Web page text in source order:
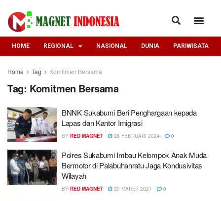
HOME REGIONAL NASIONAL DUNIA PARIWISATA
Home Tag Komitmen Bersama
Tag: Komitmen Bersama
BNNK Sukabumi Beri Penghargaan kepada
Lapas dan Kantor Imigrasi
BY RED MAGNET 28 FEBRUARI 2024 0
Polres Sukabumi Imbau Kelompok Anak Muda
Bermotor di Palabuhanratu Jaga Kondusivitas
Wilayah
BY RED MAGNET 20 MARET 2021 0